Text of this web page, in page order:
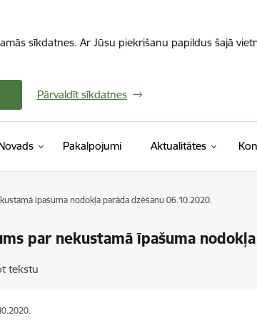
sīkdatnes. Ar Jūsu piekrišanu papildus šajā
Pārvaldīt sīkdatnes
Pakalpojumi Aktualitātes
īpašuma nodokļa parāda dzēšanu 06.10.2020.
par nekustamā īpašuma
tekstu